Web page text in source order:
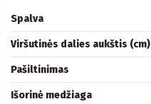
Spalva
Viršutinės dalies aukštis (cm)
Pašiltinimas
Išorinė medžiaga